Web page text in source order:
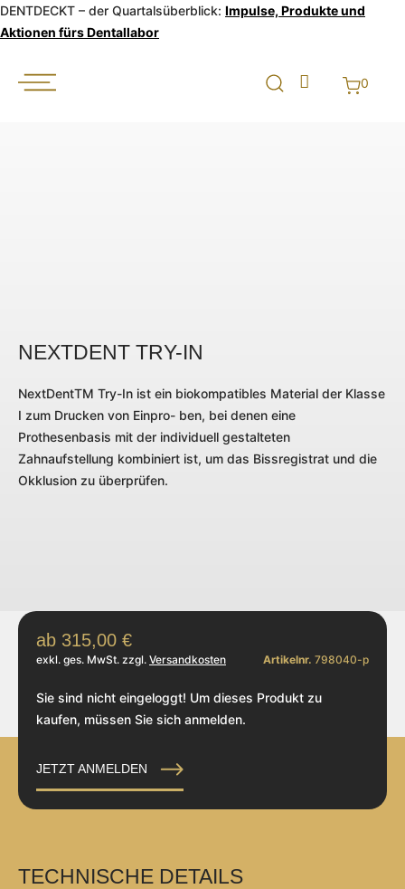
DENTDECKT – der Quartalsüberblick: Impulse, Produkte und
Aktionen fürs Dentallabor
0
NEXTDENT TRY-IN
NextDentTM Try-In ist ein biokompatibles Material der Klasse
I zum Drucken von Einpro- ben, bei denen eine
Prothesenbasis mit der individuell gestalteten
Zahnaufstellung kombiniert ist, um das Bissregistrat und die
Okklusion zu überprüfen.
315,00 €
exkl. ges. MwSt. zzgl. Versandkosten Artikelnr. 798040-p
Sie sind nicht eingeloggt! Um dieses Produkt zu
kaufen, müssen Sie sich anmelden.
JETZT ANMELDEN
TECHNISCHE DETAILS